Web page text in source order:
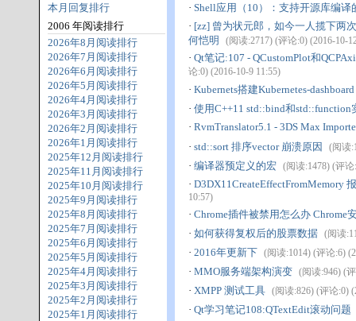
本月回复排行
2006 年阅读排行
2026年8月阅读排行
2026年7月阅读排行
2026年6月阅读排行
2026年5月阅读排行
2026年4月阅读排行
2026年3月阅读排行
2026年2月阅读排行
2026年1月阅读排行
2025年12月阅读排行
2025年11月阅读排行
2025年10月阅读排行
2025年9月阅读排行
2025年8月阅读排行
2025年7月阅读排行
2025年6月阅读排行
2025年5月阅读排行
2025年4月阅读排行
2025年3月阅读排行
2025年2月阅读排行
2025年1月阅读排行
· Shell应用（10）：支持开源库编译
· [zz] 曾为状元郎，如今一人揽下两
何恺明
(阅读:2717) (评论:0) (2016-10-
· Qt笔记:107 - QCustomPlot和
论:0) (2016-10-9 11:55)
· Kubernets搭建Kubernetes-dashboard
· 使用C++11 std::bind和std::function
· RvmTranslator5.1 - 3DS Max
· std::sort 排序vector 崩溃原因 (阅读
· 编译器预定义的宏 (阅读:1478) (评论
· D3DX11CreateEffectFromMemory
10:57)
· Chrome插件被禁用怎么办 Chrome
· 如何获得复权后的股票数据 (阅读
· 2016年更新下 (阅读:1014) (评论:6)
· MMO服务端架构演变 (阅读:946) (
· XMPP 测试工具 (阅读:826) (评论:0)
· Qt学习笔记108:QTextEdit滚动问题